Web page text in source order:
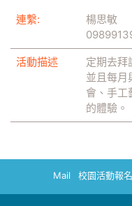
連繫:
楊思敏
活動描述
定期去拜
並且每月
會、手工
的體驗。
Mail 校園活動報